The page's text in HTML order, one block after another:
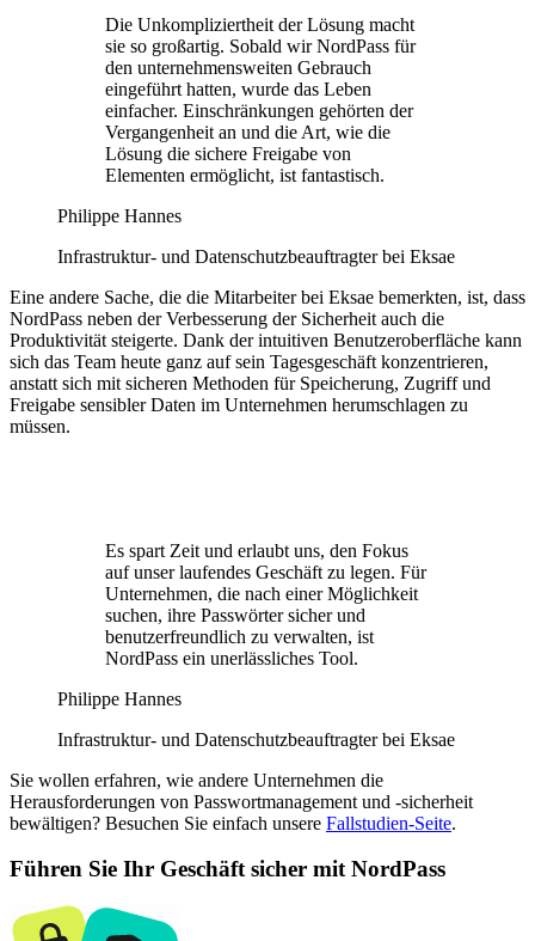
Die Unkompliziertheit der Lösung macht
sie so großartig. Sobald wir NordPass für
den unternehmensweiten Gebrauch
eingeführt hatten, wurde das Leben
einfacher. Einschränkungen gehörten der
Vergangenheit an und die Art, wie die
Lösung die sichere Freigabe von
Elementen ermöglicht, ist fantastisch.
Philippe Hannes
Infrastruktur- und Datenschutzbeauftragter bei Eksae
Eine andere Sache, die die Mitarbeiter bei Eksae bemerkten, ist, dass
NordPass neben der Verbesserung der Sicherheit auch die
Produktivität steigerte. Dank der intuitiven Benutzeroberfläche kann
sich das Team heute ganz auf sein Tagesgeschäft konzentrieren,
anstatt sich mit sicheren Methoden für Speicherung, Zugriff und
Freigabe sensibler Daten im Unternehmen herumschlagen zu
müssen.
Es spart Zeit und erlaubt uns, den Fokus
auf unser laufendes Geschäft zu legen. Für
Unternehmen, die nach einer Möglichkeit
suchen, ihre Passwörter sicher und
benutzerfreundlich zu verwalten, ist
NordPass ein unerlässliches Tool.
Philippe Hannes
Infrastruktur- und Datenschutzbeauftragter bei Eksae
Sie wollen erfahren, wie andere Unternehmen die
Herausforderungen von Passwortmanagement und -sicherheit
bewältigen? Besuchen Sie einfach unsere Fallstudien-Seite.
Führen Sie Ihr Geschäft sicher mit NordPass